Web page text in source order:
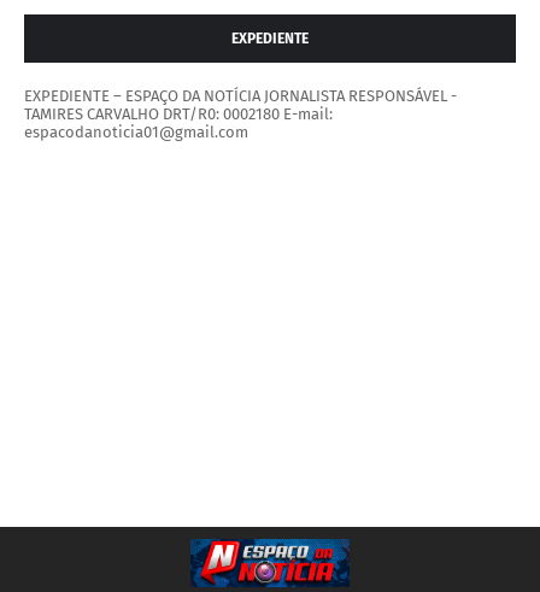
EXPEDIENTE
EXPEDIENTE – ESPAÇO DA NOTÍCIA JORNALISTA RESPONSÁVEL -
TAMIRES CARVALHO DRT/R0: 0002180 E-mail:
espacodanoticia01@gmail.com